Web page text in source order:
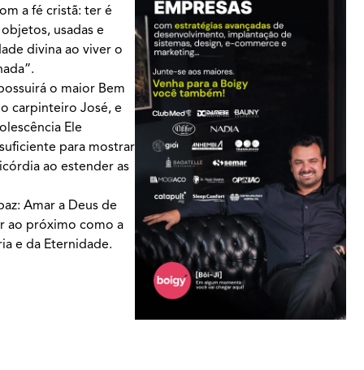
a fé cristã: ter é
usadas e
divina ao viver o
o maior Bem
carpinteiro José, e
Ele
para mostrar
ao estender as
Amar a Deus de
ao próximo como a
e da Eternidade.